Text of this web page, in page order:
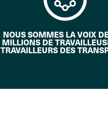
NOUS SOMMES LA VOIX
MILLIONS DE
TRAVAILLEURS DES